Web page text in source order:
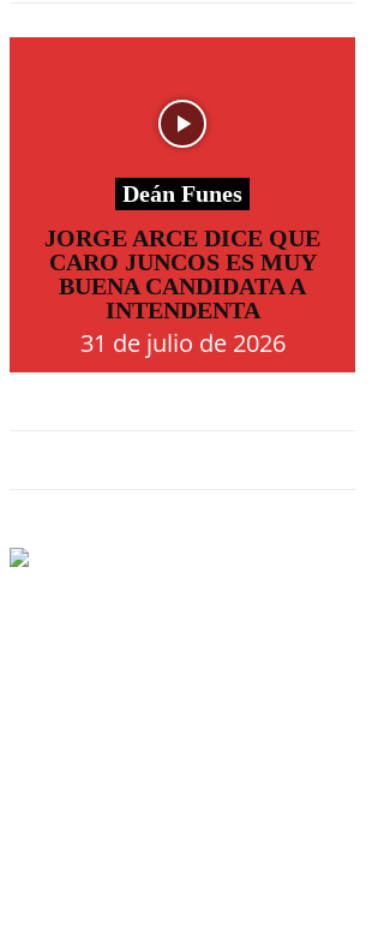
Deán Funes
JORGE ARCE DICE QUE
CARO JUNCOS ES MUY
BUENA CANDIDATA A
INTENDENTA
31 de julio de 2026